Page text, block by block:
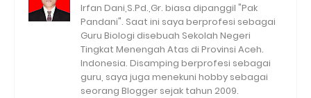
Irfan Dani,S.Pd.,Gr. biasa dipanggil "Pak
Pandani". Saat ini saya berprofesi sebagai
Guru Biologi disebuah Sekolah Negeri
Tingkat Menengah Atas di Provinsi Aceh.
Indonesia. Disamping berprofesi sebagai
guru, saya juga menekuni hobby sebagai
seorang Blogger sejak tahun 2009.